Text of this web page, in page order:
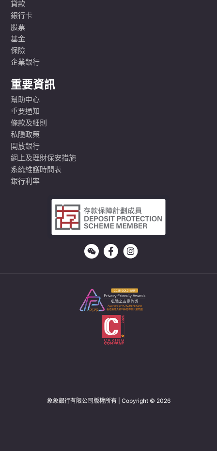
貸款
銀行卡
股票
基金
保險
企業銀行
重要資訊
幫助中心
重要通知
條款及細則
私隱政策
開放銀行
網上及理財保安措施
系統維護時間表
銀行利率
象象銀行有限公司版權所有 | Copyright © 2026